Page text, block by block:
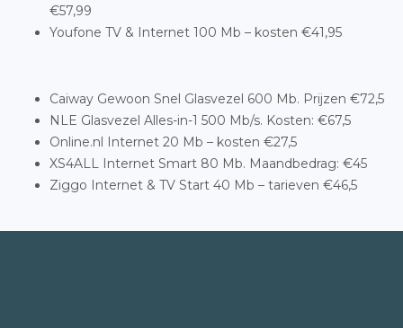
€57,99
Youfone TV & Internet 100 Mb – kosten €41,95
Caiway Gewoon Snel Glasvezel 600 Mb. Prijzen €72,5
NLE Glasvezel Alles-in-1 500 Mb/s. Kosten: €67,5
Online.nl Internet 20 Mb – kosten €27,5
XS4ALL Internet Smart 80 Mb. Maandbedrag: €45
Ziggo Internet & TV Start 40 Mb – tarieven €46,5